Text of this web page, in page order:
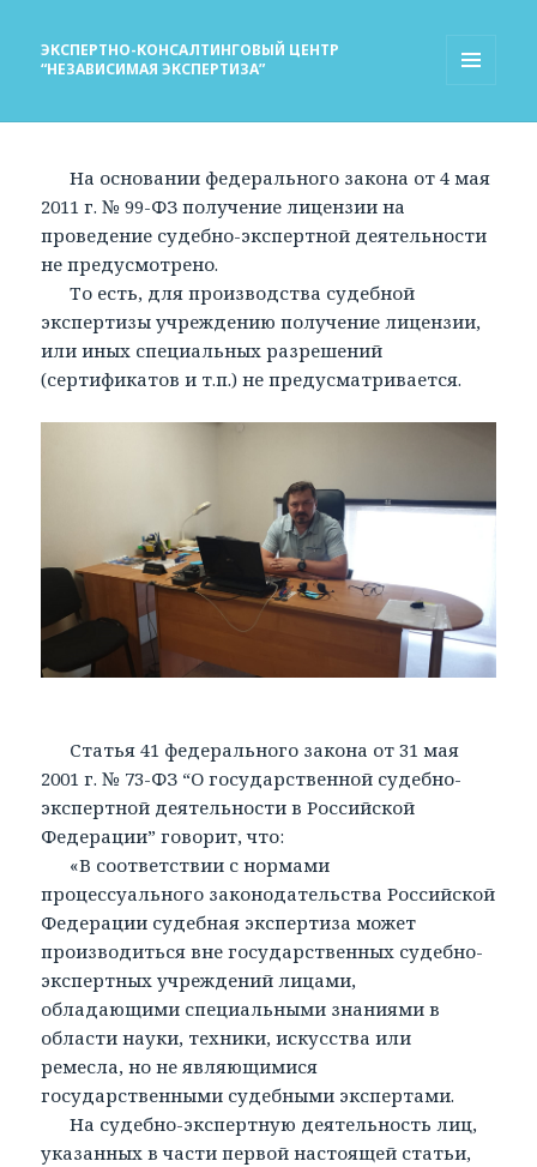
ЭКСПЕРТНО-КОНСАЛТИНГОВЫЙ ЦЕНТР
“НЕЗАВИСИМАЯ ЭКСПЕРТИЗА”
На основании федерального закона от 4 мая
2011 г. № 99-ФЗ получение лицензии на
проведение судебно-экспертной деятельности
не предусмотрено.
То есть, для производства судебной
экспертизы учреждению получение лицензии,
или иных специальных разрешений
(сертификатов и т.п.) не предусматривается.
Статья 41 федерального закона от 31 мая
2001 г. № 73-ФЗ “О государственной судебно-
экспертной деятельности в Российской
Федерации” говорит, что:
«В соответствии с нормами
процессуального законодательства Российской
Федерации судебная экспертиза может
производиться вне государственных судебно-
экспертных учреждений лицами,
обладающими специальными знаниями в
области науки, техники, искусства или
ремесла, но не являющимися
государственными судебными экспертами.
На судебно-экспертную деятельность лиц,
указанных в части первой настоящей статьи,